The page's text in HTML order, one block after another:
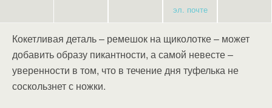
эл. почте
Кокетливая деталь – ремешок на щиколотке – может
добавить образу пикантности, а самой невесте –
уверенности в том, что в течение дня туфелька не
соскользнет с ножки.